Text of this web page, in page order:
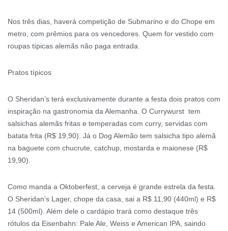
Nos três dias, haverá competição de Submarino e do Chope em
metro, com prêmios para os vencedores. Quem for vestido com
roupas típicas alemãs não paga entrada.
Pratos típicos
O Sheridan’s terá exclusivamente durante a festa dois pratos com
inspiração na gastronomia da Alemanha. O Currywurst tem
salsichas alemãs fritas e temperadas com curry, servidas com
batata frita (R$ 19,90). Já o Dog Alemão tem salsicha tipo alemã
na baguete com chucrute, catchup, mostarda e maionese (R$
19,90).
Como manda a Oktoberfest, a cerveja é grande estrela da festa.
O Sheridan’s Lager, chope da casa, sai a R$ 11,90 (440ml) e R$
14 (500ml). Além dele o cardápio trará como destaque três
rótulos da Eisenbahn: Pale Ale, Weiss e American IPA, saindo